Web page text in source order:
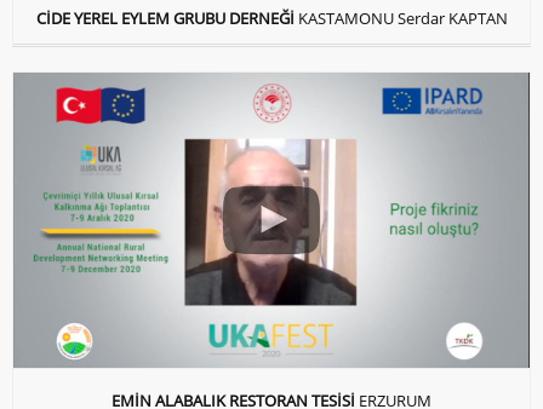
CİDE YEREL EYLEM GRUBU DERNEĞİ KASTAMONU Serdar KAPTAN
EMİN ALABALIK RESTORAN TESİSİ ERZURUM